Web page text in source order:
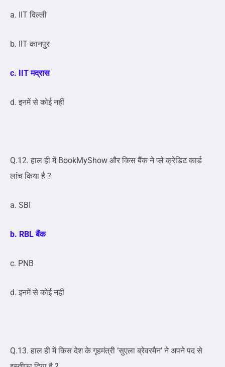
a. IIT दिल्ली
b. IIT कानपुर
c. IIT मद्रास
d. इनमें से कोई नहीं
Q.12. हाल ही में BookMyShow और किस बैंक ने प्ले क्रेडिट कार्ड
लांच किया है ?
a. SBI
b. RBL बैंक
c. PNB
d. इनमें से कोई नहीं
Q.13. हाल ही में किस देश के गृहमंत्री ‘सुएला ब्रेवरमैन’ ने अपने पद से